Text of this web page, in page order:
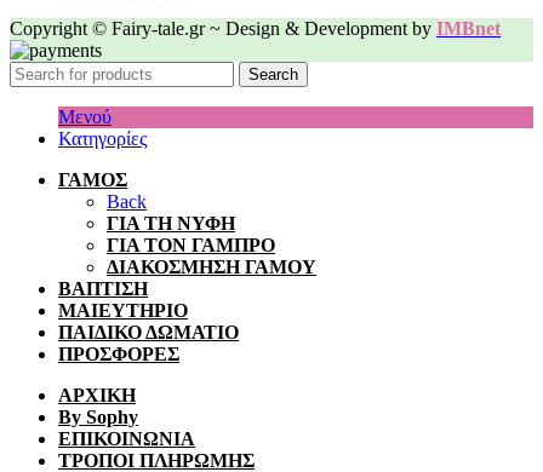
Copyright © Fairy-tale.gr ~ Design & Development by IMBnet
Search
Μενού
Κατηγορίες
ΓΑΜΟΣ
Back
ΓΙΑ ΤΗ ΝΥΦΗ
ΓΙΑ ΤΟΝ ΓΑΜΠΡΟ
ΔΙΑΚΟΣΜΗΣΗ ΓΑΜΟΥ
ΒΑΠΤΙΣΗ
ΜΑΙΕΥΤΗΡΙΟ
ΠΑΙΔΙΚΟ ΔΩΜΑΤΙΟ
ΠΡΟΣΦΟΡΕΣ
ΑΡΧΙΚΗ
By Sophy
ΕΠΙΚΟΙΝΩΝΙΑ
ΤΡΟΠΟΙ ΠΛΗΡΩΜΗΣ